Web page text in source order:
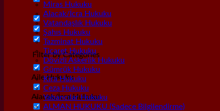
Filter by Categories
Aile Hukuku
Alacak/İcra Hukuku
Miras Hukuku
Alacak/İcra Hukuku
Vatandaşlık Hukuku
Şahıs Hukuku
Tazminat Hukuku
Ticaret Hukuku
Dövizli Askerlik Hukuku
Gümrük Hukuku
Kira Hukuku
Ceza Hukuku
Yabancılar Hukuku
ALMAN HUKUKU (Sadece Bilgilendirme)